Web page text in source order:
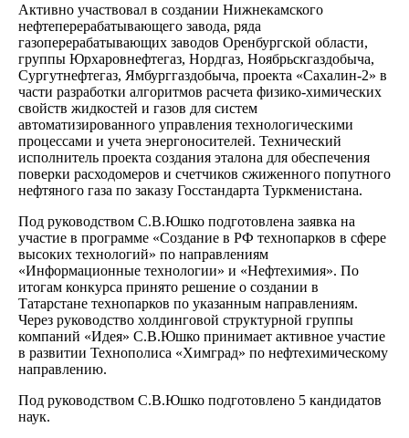
Активно участвовал в создании Нижнекамского
нефтеперерабатывающего завода, ряда
газоперерабатывающих заводов Оренбургской области,
группы Юрхаровнефтегаз, Нордгаз, Ноябрьскгаздобыча,
Сургутнефтегаз, Ямбурггаздобыча, проекта «Сахалин-2» в
части разработки алгоритмов расчета физико-химических
свойств жидкостей и газов для систем
автоматизированного управления технологическими
процессами и учета энергоносителей. Технический
исполнитель проекта создания эталона для обеспечения
поверки расходомеров и счетчиков сжиженного попутного
нефтяного газа по заказу Госстандарта Туркменистана.
Под руководством С.В.Юшко подготовлена заявка на
участие в программе «Создание в РФ технопарков в сфере
высоких технологий» по направлениям
«Информационные технологии» и «Нефтехимия». По
итогам конкурса принято решение о создании в
Татарстане технопарков по указанным направлениям.
Через руководство холдинговой структурной группы
компаний «Идея» С.В.Юшко принимает активное участие
в развитии Технополиса «Химград» по нефтехимическому
направлению.
Под руководством С.В.Юшко подготовлено 5 кандидатов
наук.